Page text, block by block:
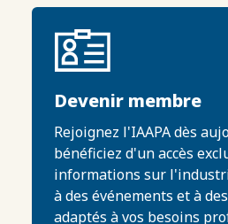
Devenir membre
Rejoignez l'IAAPA dès
bénéficiez d'un accès
informations sur
à des événements et à
adaptés à vos besoins